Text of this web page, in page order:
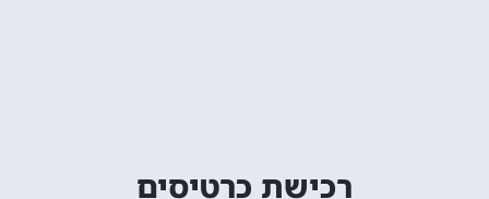
רכישת כרטיסים